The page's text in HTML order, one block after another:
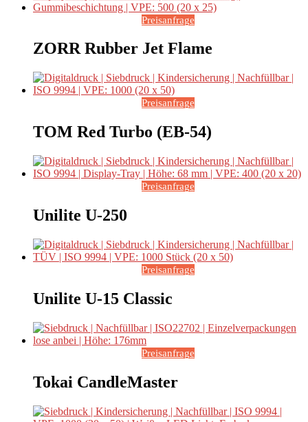
Preisanfrage
ZORR Rubber Jet Flame
Preisanfrage
TOM Red Turbo (EB-54)
Preisanfrage
Unilite U-250
Preisanfrage
Unilite U-15 Classic
Preisanfrage
Tokai CandleMaster